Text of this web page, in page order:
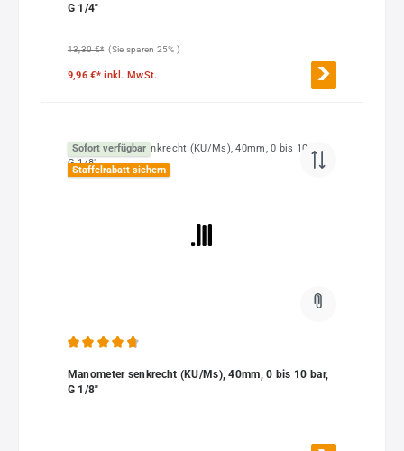
G 1/4"
13,30 €* (Sie sparen 25% )
9,96 €*inkl. MwSt.
Sofort verfügbar
Staffelrabatt sichern
Manometer senkrecht (KU/Ms), 40mm, 0 bis 10 bar,
G 1/8"